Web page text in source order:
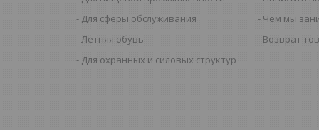
Для сферы обслуживания
Летняя обувь
Для охранных и силовых структур
Чем мы
Возврат